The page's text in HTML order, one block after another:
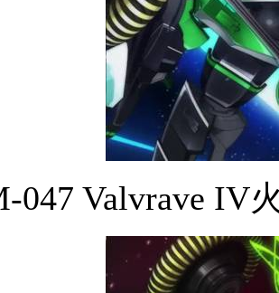
047 Valvrave IV